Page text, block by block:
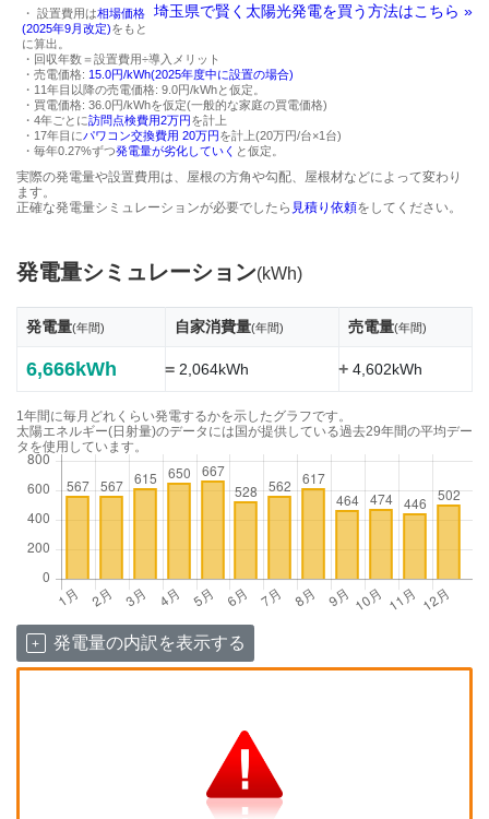
埼玉県で賢く太陽光発電を買う方法はこちら »
・ 設置費用は相場価格
(2025年9月改定)をもと
に算出。
・回収年数＝設置費用÷導入メリット
・売電価格: 15.0円/kWh(2025年度中に設置の場合)
・11年目以降の売電価格: 9.0円/kWhと仮定。
・買電価格: 36.0円/kWhを仮定(一般的な家庭の買電価格)
・4年ごとに訪問点検費用2万円を計上
・17年目にパワコン交換費用 20万円を計上(20万円/台×1台)
・毎年0.27%ずつ発電量が劣化していく と仮定。
実際の発電量や設置費用は、屋根の方角や勾配、屋根材などによって変わり
ます。
正確な発電量シミュレーションが必要でしたら 見積り依頼をしてください。
発電量シミュレーション(kWh)
発電量(年間) 自家消費量(年間) 売電量(年間)
6,666kWh =2,064kWh +4,602kWh
1年間に毎月どれくらい発電するかを示したグラフです。
太陽エネルギー(日射量)のデータには国が提供している過去29年間の平均デー
タを使用しています。
発電量の内訳を表示する